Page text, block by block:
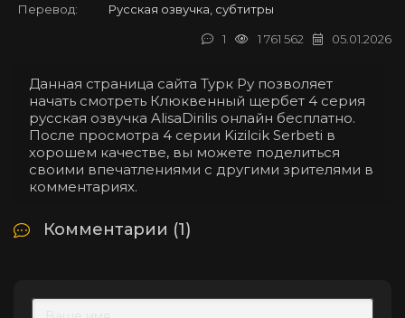
Перевод:
Русская озвучка, субтитры
05.01.2026
1 761 562
1
Данная страница сайта Турк Ру позволяет
начать смотреть Клюквенный щербет 4 серия
русская озвучка AlisaDirilis онлайн бесплатно.
После просмотра 4 серии Kizilcik Serbeti в
хорошем качестве, вы можете поделиться
своими впечатлениями с другими зрителями в
комментариях.
Комментарии (1)